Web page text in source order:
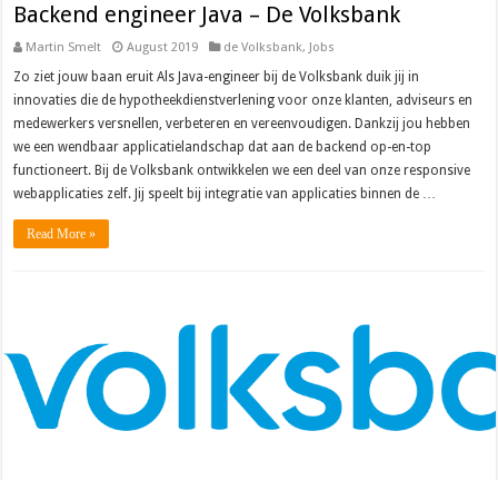
Backend engineer Java – De Volksbank
Martin Smelt August 2019 de Volksbank, Jobs
Zo ziet jouw baan eruit Als Java-engineer bij de Volksbank duik jij in
innovaties die de hypotheekdienstverlening voor onze klanten, adviseurs en
medewerkers versnellen, verbeteren en vereenvoudigen. Dankzij jou hebben
we een wendbaar applicatielandschap dat aan de backend op-en-top
functioneert. Bij de Volksbank ontwikkelen we een deel van onze responsive
webapplicaties zelf. Jij speelt bij integratie van applicaties binnen de …
Read More »